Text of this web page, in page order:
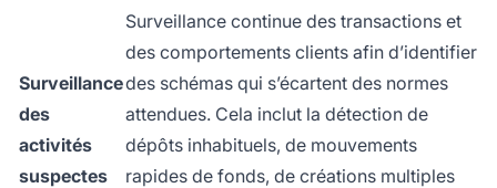
Surveillance
des
activités
suspectes
Surveillance continue des transactions et
des comportements clients afin d’identifier
des schémas qui s’écartent des normes
attendues. Cela inclut la détection de
dépôts inhabituels, de mouvements
rapides de fonds, de créations multiples